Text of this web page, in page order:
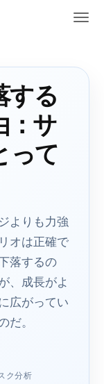
T
する
：サ
って
よりも力強
オは正確で
落するの
、成長がよ
広がってい
だ。
ク分析